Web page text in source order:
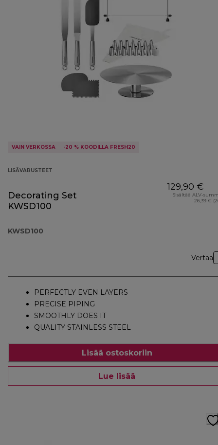
VAIN VERKOSSA -20 % KOODILLA FRESH20
LISÄVARUSTEET
Decorating Set
KWSD100
KWSD100
129,90 €
Sisältää ALV-
26,39 €
Vertaa
PERFECTLY EVEN LAYERS
PRECISE PIPING
SMOOTHLY DOES IT
QUALITY STAINLESS STEEL
Lisää ostoskoriin
Lue lisää